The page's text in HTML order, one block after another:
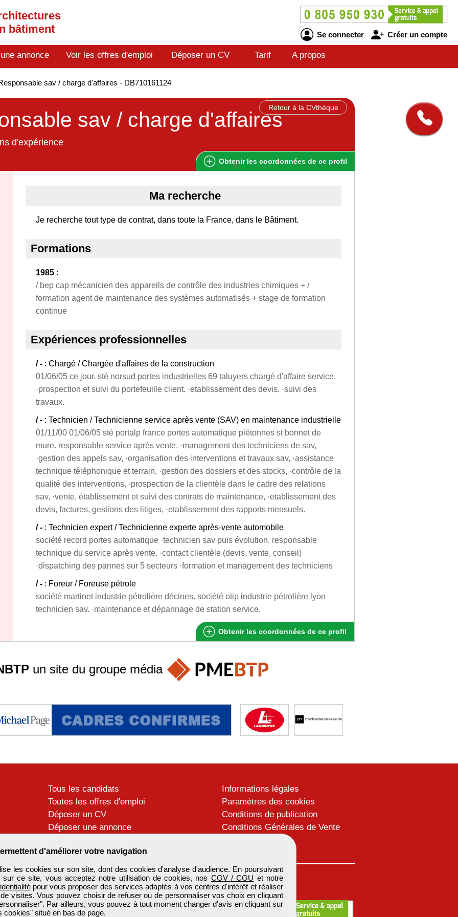
bâtiment
Se connecter Créer un compte
annonce Voir les offres d'emploi Déposer un CV Tarif A propos
sav / charge d'affaires - DB710161124
Retour à la CVthèque
sav / charge d'affaires
d'expérience
Obtenir les coordonnées de ce profil
Ma recherche
Je recherche tout type de contrat, dans toute la France, dans le Bâtiment.
Formations
1985 :
/ bep cap mécanicien des appareils de contrôle des industries chimiques + /
formation agent de maintenance des systèmes automatisés + stage de formation
continue
Expériences professionnelles
/ - : Chargé / Chargée d'affaires de la construction
01/06/05 ce jour. sté norsud portes industrielles 69 taluyers chargé d'affaire service.
·prospection et suivi du portefeuille client. ·etablissement des devis. ·suivi des
travaux.
/ - : Technicien / Technicienne service après vente (SAV) en maintenance industrielle
01/11/00 01/06/05 sté portalp france portes automatique piétonnes st bonnet de
mure. responsable service après vente. ·management des techniciens de sav,
·gestion des appels sav, ·organisation des interventions et travaux sav, ·assistance
technique téléphonique et terrain, ·gestion des dossiers et des stocks, ·contrôle de la
qualité des interventions, ·prospection de la clientèle dans le cadre des relations
sav, ·vente, établissement et suivi des contrats de maintenance, ·etablissement des
devis, factures, gestions des litiges, ·etablissement des rapports mensuels.
/ - : Technicien expert / Technicienne experte après-vente automobile
société record portes automatique ·technicien sav puis évolution. responsable
technique du service après vente. ·contact clientèle (devis, vente, conseil)
·dispatching des pannes sur 5 secteurs ·formation et management des techniciens
/ - : Foreur / Foreuse pétrole
société martinet industrie pétrolière décines. société otip industrie pétrolière lyon
technicien sav. ·maintenance et dépannage de station service.
Obtenir les coordonnées de ce profil
d'améliorer votre navigation
les cookies sur son site, dont des cookies d'analyse d'audience. En poursuivant
sur ce site, vous acceptez notre utilisation de cookies, nos CGV / CGU et notre
pour vous proposer des services adaptés à vos centres d'intérêt et réaliser
visites. Vous pouvez choisir de refuser ou de personnaliser vos choix en cliquant
Par ailleurs, vous pouvez à tout moment changer d'avis en cliquant sur
cookies" situé en bas de page.
un site du groupe média
Tous les candidats
Toutes les offres d'emploi
Déposer un CV
Déposer une annonce
Informations légales
Paramètres des cookies
Conditions de publication
Conditions Générales de Vente